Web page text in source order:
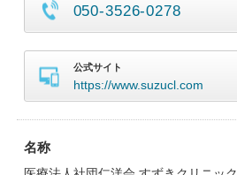
050-3526-0278
公式サイト
https://www.suzucl.com
名称